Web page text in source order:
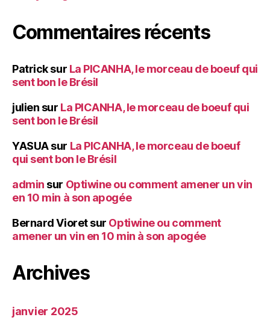
Commentaires récents
Patricksur La PICANHA, le morceau de boeuf qui
sent bon le Brésil
julien sur La PICANHA, le morceau de boeuf qui
sent bon le Brésil
YASUAsur La PICANHA, le morceau de boeuf
qui sent bon le Brésil
admin sur Optiwine ou comment amener un vin
en 10 min à son apogée
Bernard Vioretsur Optiwine ou comment
amener un vin en 10 min à son apogée
Archives
janvier 2025